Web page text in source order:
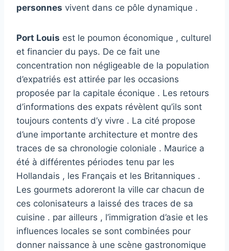
personnes vivent dans ce pôle dynamique .
Port Louis est le poumon économique , culturel
et financier du pays. De ce fait une
concentration non négligeable de la population
d’expatriés est attirée par les occasions
proposée par la capitale éconique . Les retours
d’informations des expats révèlent qu’ils sont
toujours contents d’y vivre . La cité propose
d’une importante architecture et montre des
traces de sa chronologie coloniale . Maurice a
été à différentes périodes tenu par les
Hollandais , les Français et les Britanniques .
Les gourmets adoreront la ville car chacun de
ces colonisateurs a laissé des traces de sa
cuisine . par ailleurs , l’immigration d’asie et les
influences locales se sont combinées pour
donner naissance à une scène gastronomique